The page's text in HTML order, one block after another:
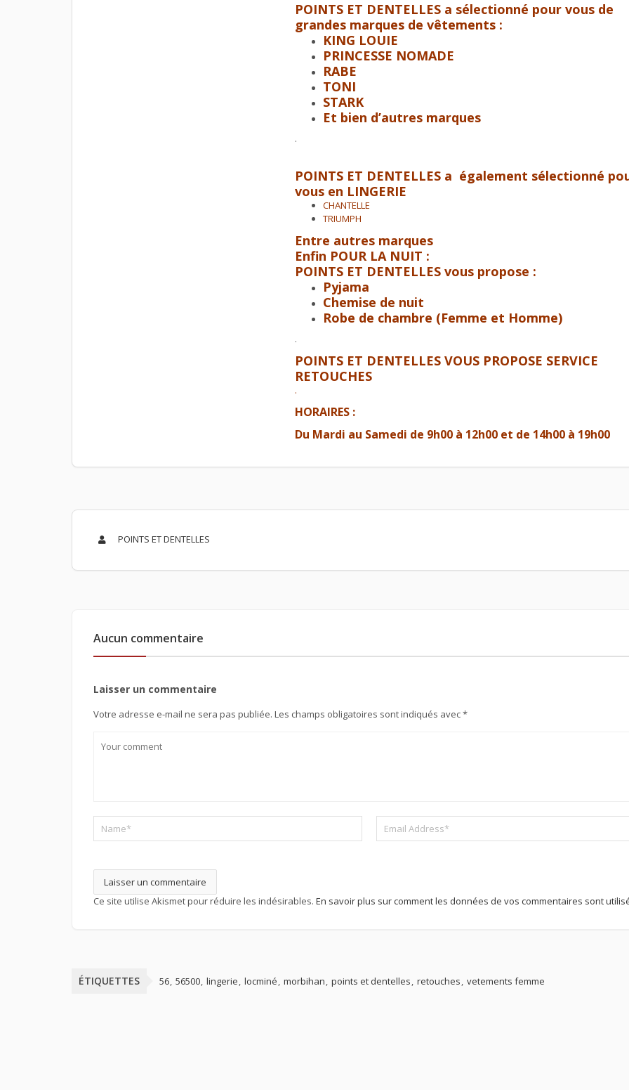
POINTS ET DENTELLES a sélectionné pour vous de
grandes marques de vêtements :
KING LOUIE
PRINCESSE NOMADE
RABE
TONI
STARK
Et bien d’autres marques
.
POINTS ET DENTELLES a également sélectionné
vous en LINGERIE
CHANTELLE
TRIUMPH
Entre autres marques
Enfin POUR LA NUIT :
POINTS ET DENTELLES vous propose :
Pyjama
Chemise de nuit
Robe de chambre (Femme et Homme)
.
POINTS ET DENTELLES VOUS PROPOSE SERVICE
RETOUCHES
.
HORAIRES :
Du Mardi au Samedi de 9h00 à 12h00 et de 14h00 à 19h00
POINTS ET DENTELLES
Aucun commentaire
Laisser un commentaire
Votre adresse e-mail ne sera pas publiée. Les champs obligatoires sont indiqués avec*
Ce site utilise Akismet pour réduire les indésirables. En savoir plus sur comment les données de vos commentaires sont
ÉTIQUETTES 56 56500 lingerie locminé morbihan points et dentelles retouches vetements femme